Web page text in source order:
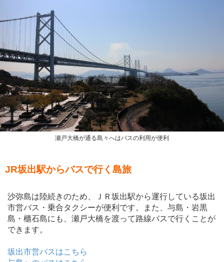
瀬戸大橋が通る島々へはバスの利用が便利
JR坂出駅からバスで行く島旅
沙弥島は陸続きのため、ＪＲ坂出駅から運行している坂出
市営バス・乗合タクシーが便利です。また、与島・岩黒
島・櫃石島にも、瀬戸大橋を渡って路線バスで行くことが
できます。
坂出市営バスはこちら